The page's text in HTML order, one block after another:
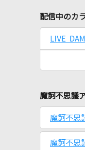
配信中のカ
LIVE
魔訶不思議
魔訶不思
魔訶不思